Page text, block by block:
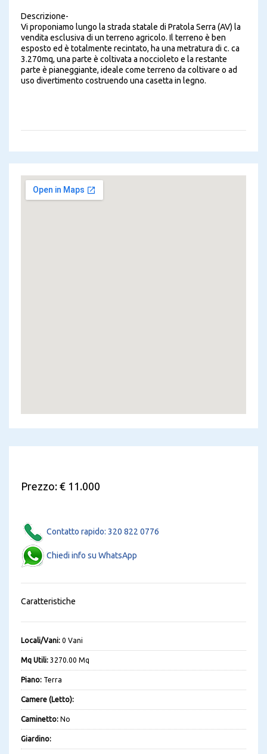
Descrizione-
Vi proponiamo lungo la strada statale di Pratola Serra (AV) la
vendita esclusiva di un terreno agricolo. Il terreno è ben
esposto ed è totalmente recintato, ha una metratura di c. ca
3.270mq, una parte è coltivata a noccioleto e la restante
parte è pianeggiante, ideale come terreno da coltivare o ad
uso divertimento costruendo una casetta in legno.
Prezzo: € 11.000
Contatto rapido: 320 822 0776
Chiedi info su WhatsApp
Caratteristiche
Locali/Vani: 0 Vani
Mq Utili: 3270.00 Mq
Piano: Terra
Camere (Letto):
Caminetto: No
Giardino: